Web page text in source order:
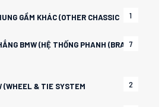
GẦM KHÁC (OTHER CHASSIC 1
BMW (HỆ THỐNG PHANH (BRAKE
7
(WHEEL & TIE SYSTEM 2